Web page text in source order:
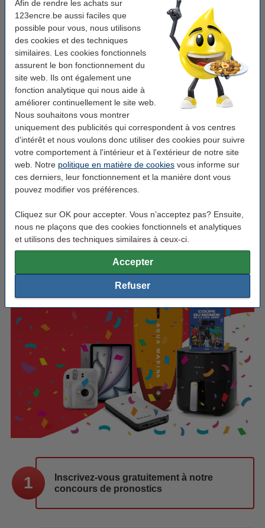
Afin de rendre les achats sur
123encre.be aussi faciles que
possible pour vous, nous utilisons
des cookies et des techniques
similaires. Les cookies fonctionnels
assurent le bon fonctionnement du
site web. Ils ont également une
fonction analytique qui nous aide à
améliorer continuellement le site web.
Nous souhaitons vous montrer
uniquement des publicités qui correspondent à vos centres
d'intérêt et nous voulons donc utiliser des cookies pour suivre
votre comportement à l'intérieur et à l'extérieur de notre site
web. Notre politique en matière de cookies vous informe sur
ces derniers, leur fonctionnement et la manière dont vous
pouvez modifier vos préférences.
Cliquez sur OK pour accepter. Vous n’acceptez pas? Ensuite,
nous ne plaçons que des cookies fonctionnels et analytiques
et utilisons des techniques similaires à ceux-ci.
Accepter
Refuser
Gagnez en 1-2-3 clics :
Vous participez déjà aux pronostics Coupe du monde via Scorito
? Rejoignez également la poule 123 Foot en Fête et tentez de
remporter de superbes prix !
1
Inscrivez-vous gratuitement à notre
concours de pronostics